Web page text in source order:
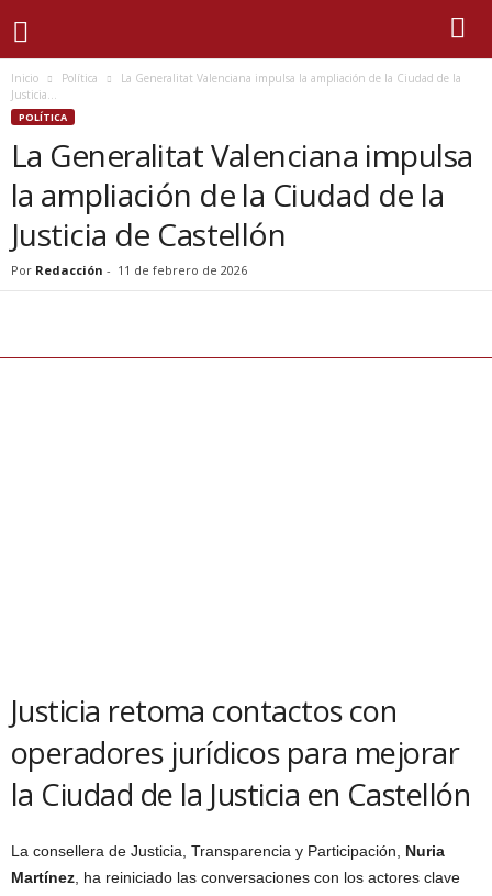
Inicio Política
La Generalitat Valenciana impulsa la ampliación de la Ciudad de la
Justicia...
POLÍTICA
La Generalitat Valenciana impulsa
la ampliación de la Ciudad de la
Justicia de Castellón
Por Redacción - 11 de febrero de 2026
Justicia retoma contactos con
operadores jurídicos para mejorar
la Ciudad de la Justicia en Castellón
La consellera de Justicia, Transparencia y Participación, Nuria
Martínez , ha reiniciado las conversaciones con los actores clave